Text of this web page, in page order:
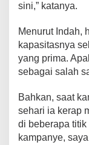
sini,” katanya.
Menurut Indah,
kapasitasnya
yang prima.
sebagai salah
Bahkan, saat
sehari ia kerap
di beberapa titik
kampanye,